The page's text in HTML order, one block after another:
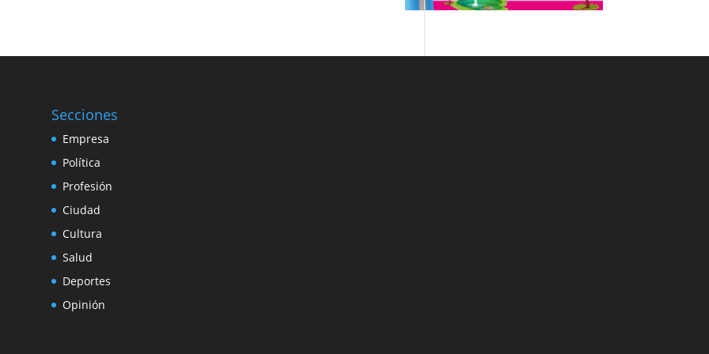
Secciones
Empresa
Política
Profesión
Ciudad
Cultura
Salud
Deportes
Opinión